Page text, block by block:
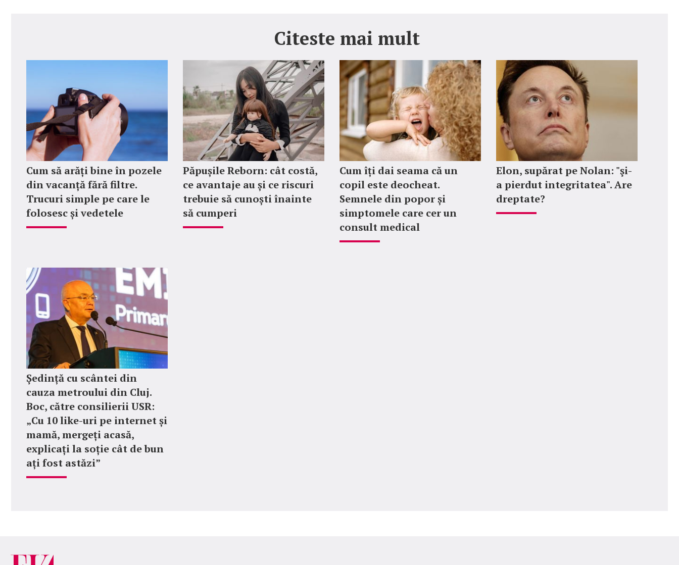
Citeste mai mult
Cum să arăți bine în pozele
din vacanță fără filtre.
Trucuri simple pe care le
folosesc și vedetele
Păpușile Reborn: cât costă,
ce avantaje au și ce riscuri
trebuie să cunoști înainte
să cumperi
Cum îți dai seama că un
copil este deocheat.
Semnele din popor și
simptomele care cer un
consult medical
Elon, supărat pe Nolan: "şi-
a pierdut integritatea". Are
dreptate?
Ședință cu scântei din
cauza metroului din Cluj.
Boc, către consilierii USR:
„Cu 10 like-uri pe internet și
mamă, mergeți acasă,
explicați la soție cât de bun
ați fost astăzi”